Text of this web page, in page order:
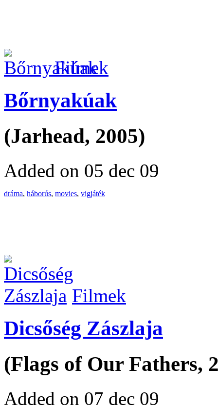
Filmek
Bőrnyakúak
(Jarhead, 2005)
Added on 05 dec 09
dráma, háborús, movies, vigjáték
Filmek
Dicsőség Zászlaja
(Flags of Our Fathers,
Added on 07 dec 09